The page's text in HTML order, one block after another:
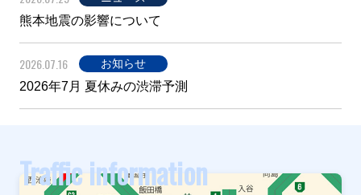
熊本地震の影響について
2026.07.16 お知らせ
2026年7月 夏休みの渋滞予測
Traffic information